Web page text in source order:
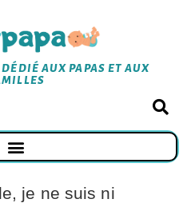
AUX PAPAS ET AUX
je ne suis ni